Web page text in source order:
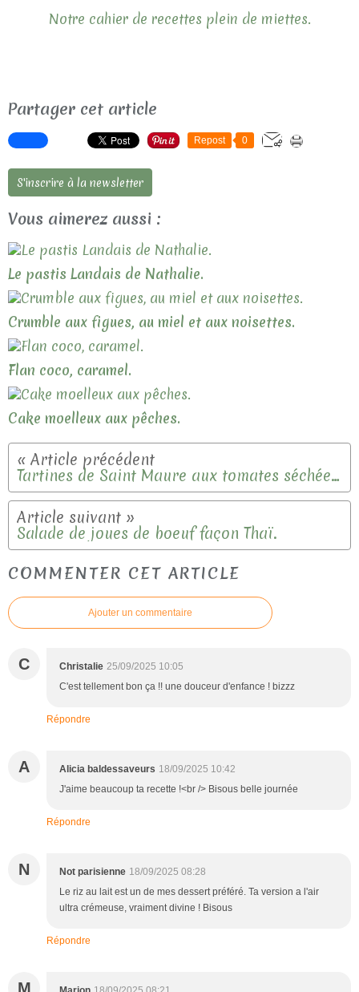
Notre cahier de recettes plein de miettes.
Partager cet article
Repost 0
S'inscrire à la newsletter
Vous aimerez aussi :
Le pastis Landais de Nathalie.
Crumble aux figues, au miel et aux noisettes.
Flan coco, caramel.
Cake moelleux aux pêches.
Tartines de Saint Maure aux tomates séchées et au miel.
Salade de joues de boeuf façon Thaï.
COMMENTER CET ARTICLE
Ajouter un commentaire
C Christalie 25/09/2025 10:05
C'est tellement bon ça !! une douceur d'enfance ! bizzz
Répondre
A Alicia baldessaveurs 18/09/2025 10:42
J'aime beaucoup ta recette !<br /> Bisous belle journée
Répondre
N Not parisienne 18/09/2025 08:28
Le riz au lait est un de mes dessert préféré. Ta version a l'air
ultra crémeuse, vraiment divine ! Bisous
Répondre
M